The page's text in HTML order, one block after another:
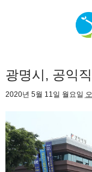
광명시, 공익
2020년 5월 11일 월요일